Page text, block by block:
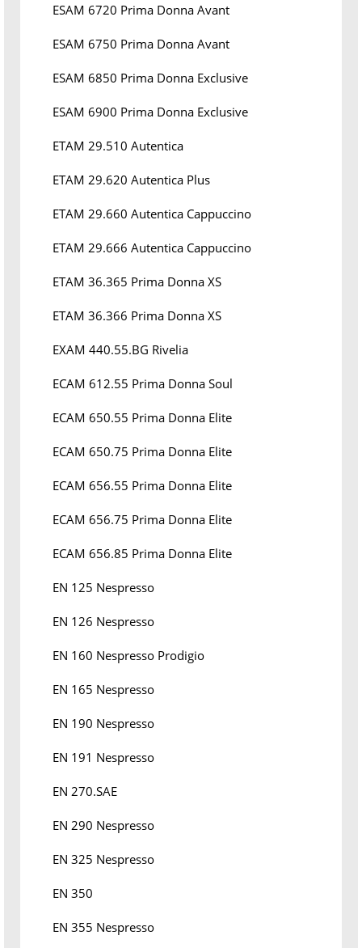
ESAM 6720 Prima Donna Avant
ESAM 6750 Prima Donna Avant
ESAM 6850 Prima Donna Exclusive
ESAM 6900 Prima Donna Exclusive
ETAM 29.510 Autentica
ETAM 29.620 Autentica Plus
ETAM 29.660 Autentica Cappuccino
ETAM 29.666 Autentica Cappuccino
ETAM 36.365 Prima Donna XS
ETAM 36.366 Prima Donna XS
EXAM 440.55.BG Rivelia
ECAM 612.55 Prima Donna Soul
ECAM 650.55 Prima Donna Elite
ECAM 650.75 Prima Donna Elite
ECAM 656.55 Prima Donna Elite
ECAM 656.75 Prima Donna Elite
ECAM 656.85 Prima Donna Elite
EN 125 Nespresso
EN 126 Nespresso
EN 160 Nespresso Prodigio
EN 165 Nespresso
EN 190 Nespresso
EN 191 Nespresso
EN 270.SAE
EN 290 Nespresso
EN 325 Nespresso
EN 350
EN 355 Nespresso